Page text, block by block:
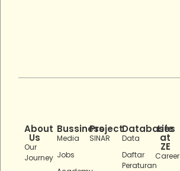
About
Us
Our
Journey
Bussiness
Media
Jobs
Project
SINAR
Databases
Data
Daftar
Peraturan
Life
at
ZE
Career